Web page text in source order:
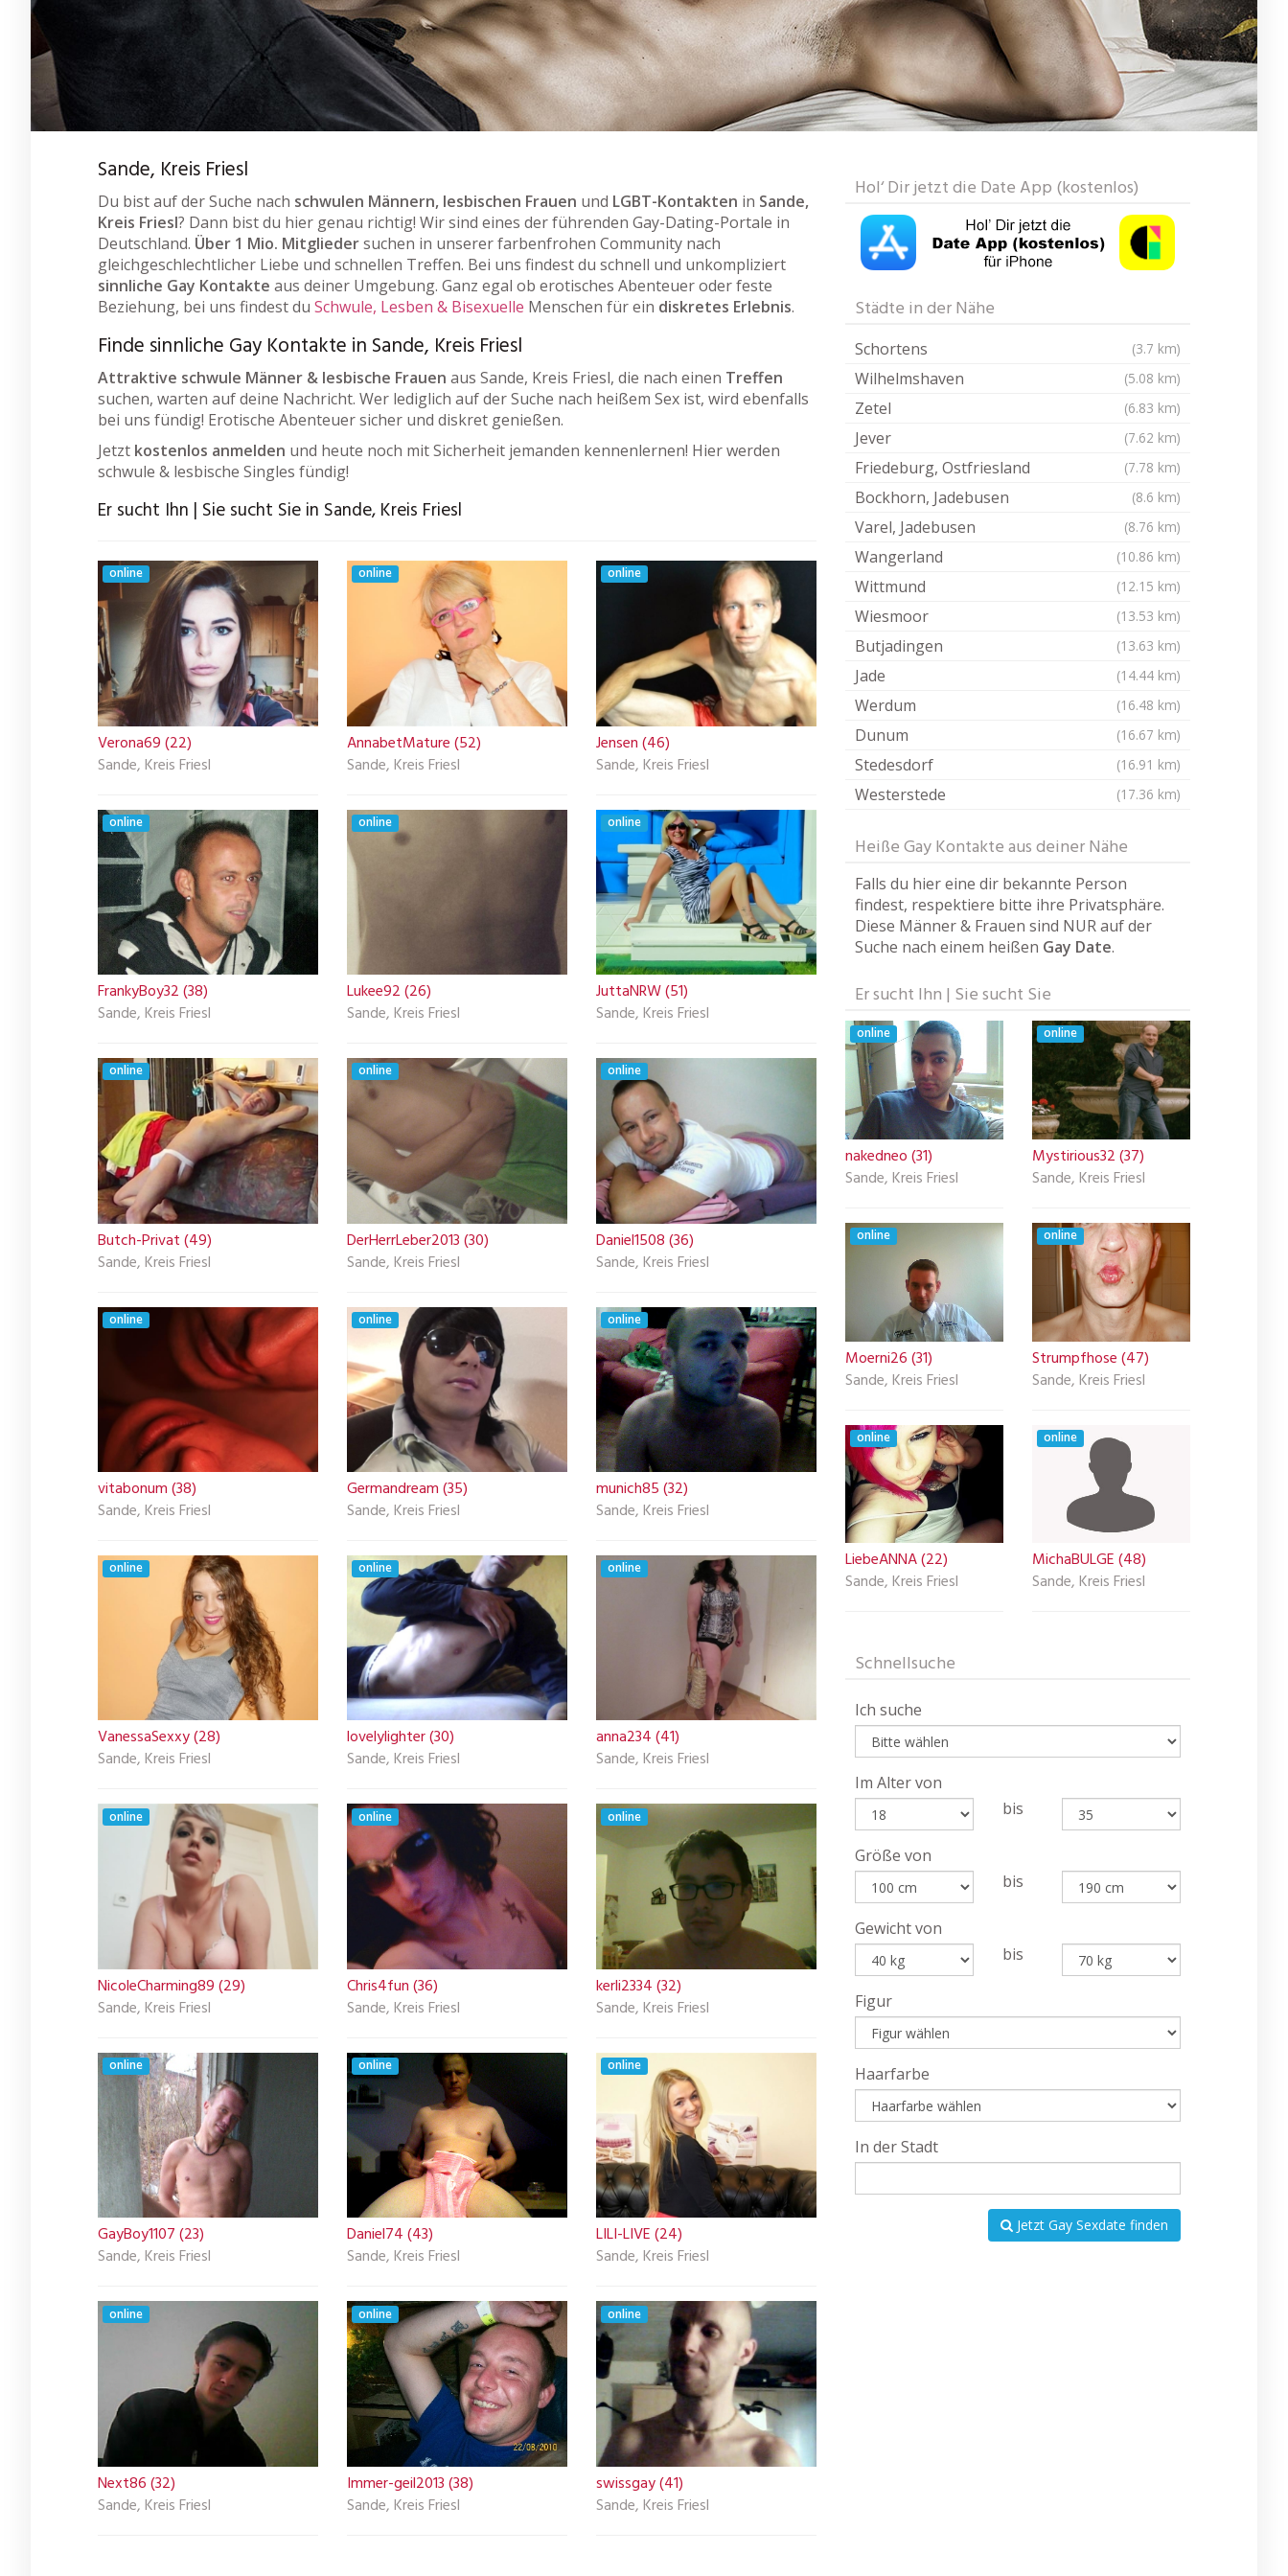
Sande, Kreis Friesl
Du bist auf der Suche nach schwulen Männern, lesbischen Frauen und LGBT-Kontakten in Sande,
Kreis Friesl? Dann bist du hier genau richtig! Wir sind eines der führenden Gay-Dating-Portale in
Deutschland. Über 1 Mio. Mitgliedersuchen in unserer farbenfrohen Community nach
gleichgeschlechtlicher Liebe und schnellen Treffen. Bei uns findest du schnell und unkompliziert
sinnliche Gay Kontakte aus deiner Umgebung. Ganz egal ob erotisches Abenteuer oder feste
Beziehung, bei uns findest du Schwule, Lesben & Bisexuelle Menschen für ein diskretes Erlebnis.
Finde sinnliche Gay Kontakte in Sande, Kreis Friesl
Attraktive schwule Männer & lesbische Frauen aus Sande, Kreis Friesl, die nach einen Treffen
suchen, warten auf deine Nachricht. Wer lediglich auf der Suche nach heißem Sex ist, wird ebenfalls
bei uns fündig! Erotische Abenteuer sicher und diskret genießen.
Jetzt kostenlos anmelden und heute noch mit Sicherheit jemanden kennenlernen! Hier werden
schwule & lesbische Singles fündig!
Er sucht Ihn | Sie sucht Sie in Sande, Kreis Friesl
online
Verona69 (22)
Sande, Kreis Friesl
online
AnnabetMature (52)
Sande, Kreis Friesl
online
Jensen (46)
Sande, Kreis Friesl
online
FrankyBoy32 (38)
Sande, Kreis Friesl
online
Lukee92 (26)
Sande, Kreis Friesl
online
JuttaNRW (51)
Sande, Kreis Friesl
online
Butch-Privat (49)
Sande, Kreis Friesl
online
DerHerrLeber2013 (30)
Sande, Kreis Friesl
online
Daniel1508 (36)
Sande, Kreis Friesl
online
vitabonum (38)
Sande, Kreis Friesl
online
Germandream (35)
Sande, Kreis Friesl
online
munich85 (32)
Sande, Kreis Friesl
online
VanessaSexxy (28)
Sande, Kreis Friesl
online
lovelylighter (30)
Sande, Kreis Friesl
online
anna234 (41)
Sande, Kreis Friesl
online
NicoleCharming89 (29)
Sande, Kreis Friesl
online
Chris4fun (36)
Sande, Kreis Friesl
online
kerli2334 (32)
Sande, Kreis Friesl
online
GayBoy1107 (23)
Sande, Kreis Friesl
online
Daniel74 (43)
Sande, Kreis Friesl
online
LILI-LIVE (24)
Sande, Kreis Friesl
online
Next86 (32)
Sande, Kreis Friesl
online
Immer-geil2013 (38)
Sande, Kreis Friesl
online
swissgay (41)
Sande, Kreis Friesl
Hol‘ Dir jetzt die Date App (kostenlos)
Städte in der Nähe
Schortens (3.7 km)
Wilhelmshaven (5.08 km)
Zetel (6.83 km)
Jever (7.62 km)
Friedeburg, Ostfriesland (7.78 km)
Bockhorn, Jadebusen (8.6 km)
Varel, Jadebusen (8.76 km)
Wangerland (10.86 km)
Wittmund (12.15 km)
Wiesmoor (13.53 km)
Butjadingen (13.63 km)
Jade (14.44 km)
Werdum (16.48 km)
Dunum (16.67 km)
Stedesdorf (16.91 km)
Westerstede (17.36 km)
Heiße Gay Kontakte aus deiner Nähe
Falls du hier eine dir bekannte Person
findest, respektiere bitte ihre Privatsphäre.
Diese Männer & Frauen sind NUR auf der
Suche nach einem heißen Gay Date.
Er sucht Ihn | Sie sucht Sie
online
nakedneo (31)
Sande, Kreis Friesl
online
Mystirious32 (37)
Sande, Kreis Friesl
online
Moerni26 (31)
Sande, Kreis Friesl
online
Strumpfhose (47)
Sande, Kreis Friesl
online
LiebeANNA (22)
Sande, Kreis Friesl
online
MichaBULGE (48)
Sande, Kreis Friesl
Schnellsuche
Ich suche
Im Alter von
bis
Größe von
bis
Gewicht von
bis
Figur
Haarfarbe
In der Stadt
Jetzt Gay Sexdate finden